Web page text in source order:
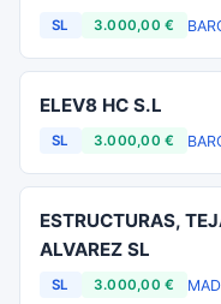
SL 3.000,00 €
ELEV8 HC S.L
SL 3.000,00 €
ESTRUCTURAS,
ALVAREZ SL
SL 3.000,00 €